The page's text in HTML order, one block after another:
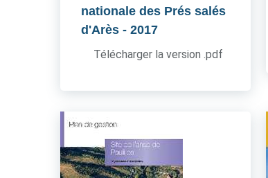
nationale des Prés salés
d'Arès - 2017
Télécharger la version .pdf